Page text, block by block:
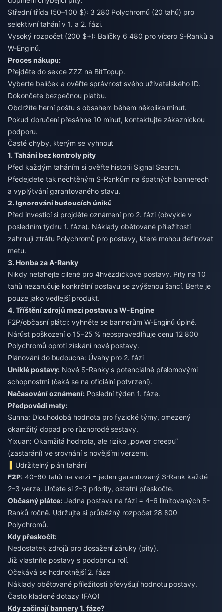
Střední třída (50–100 $): 3 280 Polychromů (20 tahů) pro
selektivní tahání v 1. a 2. fázi.
Vysoký rozpočet (200 $+): Balíčky 6 480 pro vícero S-Ranků a
W-Enginů.
Proces nákupu:
Přejděte do sekce ZZZ na BitTopup.
Vyberte balíček a ověřte správnost svého uživatelského ID.
Dokončete bezpečnou platbu.
Obdržíte herní poštu s obsahem během několika minut.
Pokud doručení přesáhne 10 minut, kontaktujte zákaznickou
podporu.
Časté chyby, kterým se vyhnout
1. Tahání bez kontroly pity
Před každým taháním si ověřte historii Signal Search.
Předejdete tak nechtěným S-Rankům na špatných bannerech
a vyplýtvání garantovaného stavu.
2. Ignorování budoucích úniků
Před investicí si projděte oznámení pro 2. fázi (obvykle v
posledním týdnu 1. fáze). Náklady obětované příležitosti
zahrnují ztrátu Polychromů pro postavy, které mohou definovat
metu.
3. Honba za A-Ranky
Nikdy netahejte cíleně pro 4hvězdičkové postavy. Pity na 10
tahů nezaručuje konkrétní postavu se zvýšenou šancí. Berte je
pouze jako vedlejší produkt.
4. Tříštění zdrojů mezi postavu a W-Engine
F2P/občasní plátci: vyhněte se bannerům W-Enginů úplně.
Nárůst poškození o 15–25 % neospravedlňuje cenu 12 800
Polychromů oproti získání nové postavy.
Plánování do budoucna: Úvahy pro 2. fázi
Uniklé postavy: Nové S-Ranky s potenciálně přelomovými
schopnostmi (čeká se na oficiální potvrzení).
Načasování oznámení: Poslední týden 1. fáze.
Předpovědi mety:
Sunna: Dlouhodobá hodnota pro fyzické týmy, omezený
okamžitý dopad pro různorodé sestavy.
Yixuan: Okamžitá hodnota, ale riziko „power creepu“
(zastarání) ve srovnání s novějšími verzemi.
Udržitelný plán tahání
F2P: 40–60 tahů na verzi = jeden garantovaný S-Rank každé
2–3 verze. Určete si 2–3 priority, ostatní přeskočte.
Občasný plátce: Jedna postava na fázi = 4–6 limitovaných S-
Ranků ročně. Udržujte si průběžný rozpočet 28 800
Polychromů.
Kdy přeskočit:
Nedostatek zdrojů pro dosažení záruky (pity).
Již vlastníte postavy s podobnou rolí.
Očekává se hodnotnější 2. fáze.
Náklady obětované příležitosti převyšují hodnotu postavy.
Často kladené dotazy (FAQ)
Kdy začínají bannery 1. fáze?